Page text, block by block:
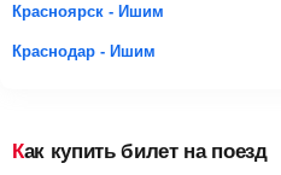
Красноярск - Ишим
Краснодар - Ишим
Как купить билет на поезд